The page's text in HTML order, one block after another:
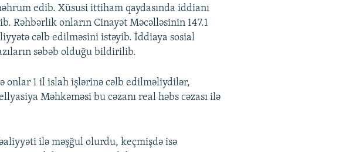
edib. Xüsusi ittiham qaydasında iddianı
Rəhbərlik onların Cinayət Məcəlləsinin 147.1
cəlb edilməsini istəyib. İddiaya sosial
səbəb olduğu bildirilib.
onlar 1 il islah işlərinə cəlb edilməliydilər,
Məhkəməsi bu cəzanı real həbs cəzası ilə
ilə məşğul olurdu, keçmişdə isə